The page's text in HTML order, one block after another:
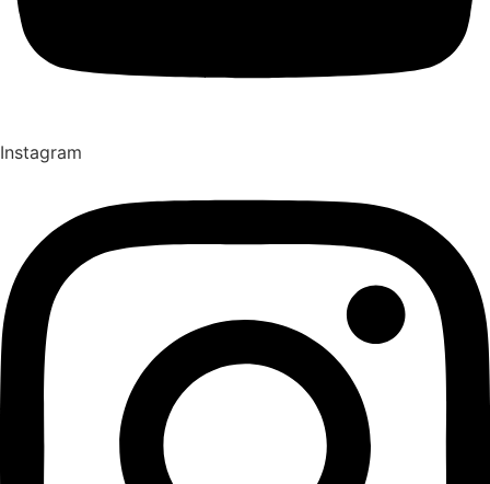
Instagram